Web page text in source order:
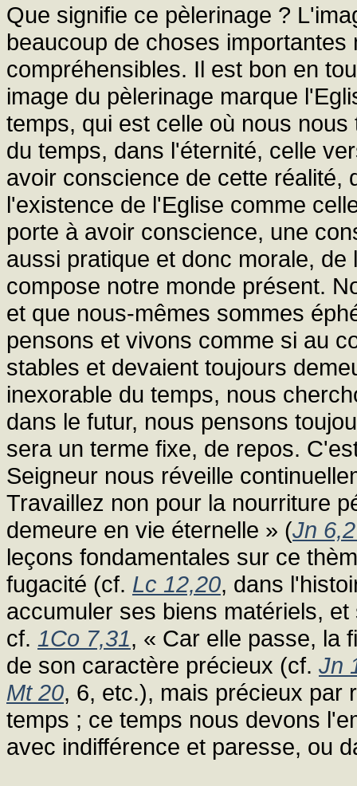
Que signifie ce pèlerinage ?
beaucoup de choses
compréhensibles. Il est bon en
image du pèlerinage marque
temps, qui est celle où nous
du temps, dans l'éternité, celle
avoir conscience de cette réalité,
l'existence de l'Eglise comme
porte à avoir conscience, une
aussi pratique et donc morale,
compose notre monde présent.
et que nous-mêmes sommes
pensons et vivons comme si au
stables et devaient toujours
inexorable du temps, nous
dans le futur, nous pensons
sera un terme fixe, de repos.
Seigneur nous réveille
Travaillez non pour la nourriture
demeure en vie éternelle » (Jn
leçons fondamentales sur ce
fugacité (cf. Lc 12,20, dans
accumuler ses biens matériels,
cf. 1Co 7,31, « Car elle passe, la
de son caractère précieux (cf. Jn
Mt 20, 6, etc.), mais précieux par
temps ; ce temps nous devons
avec indifférence et paresse, ou